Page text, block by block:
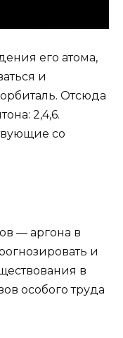
его атома,
и
Отсюда
2,4,6.
со
— аргона в
и
в
особого труда